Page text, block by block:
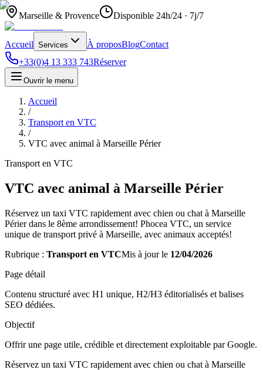
Marseille & Provence Disponible 24h/24 · 7j/7
Accueil Services À proposBlogContact
+33(0)4 13 333 743Réserver
Ouvrir le menu
Accueil
/
Transport en VTC
/
VTC avec animal à Marseille Périer
Transport en VTC
VTC avec animal à Marseille Périer
Réservez un taxi VTC rapidement avec chien ou chat à Marseille
Périer dans le 8ème arrondissement! Phocea VTC, un service
unique de transport privé à Marseille, avec animaux acceptés!
Rubrique : Transport en VTCMis à jour le 12/04/2026
Page détail
Contenu structuré avec H1 unique, H2/H3 éditorialisés et balises
SEO dédiées.
Objectif
Offrir une page utile, crédible et directement exploitable par Google.
Réservez un taxi VTC rapidement avec chien ou chat à Marseille